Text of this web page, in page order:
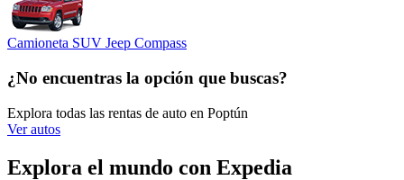
Camioneta SUV Jeep Compass
¿No encuentras la opción que buscas?
Explora todas las rentas de auto en Poptún
Ver autos
Explora el mundo con Expedia